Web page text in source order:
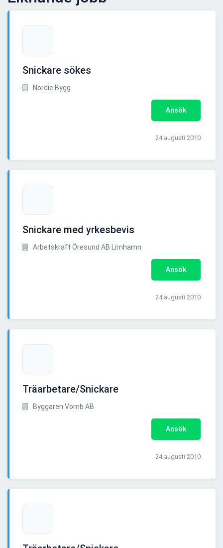
Snickare sökes
Nordic Bygg
Ansök
24 augusti 2010
Snickare med yrkesbevis
Arbetskraft Öresund AB Limhamn
Ansök
24 augusti 2010
Träarbetare/Snickare
Byggaren Vomb AB
Ansök
24 augusti 2010